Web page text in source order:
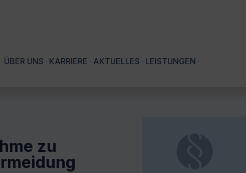
ÜBER UNS KARRIERE AKTUELLES LEISTUNGEN
zu